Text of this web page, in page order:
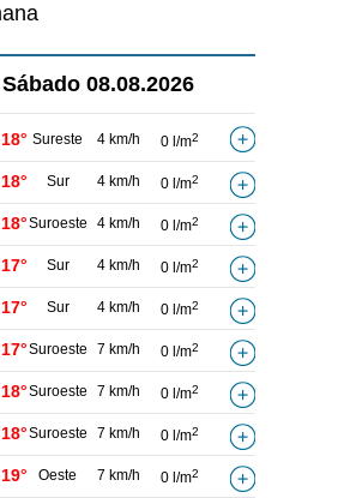
Sábado 08.08.2026
18° Sureste 4 km/h 0 l/m2
18° Sur 4 km/h 0 l/m2
18°Suroeste 4 km/h 0 l/m2
17° Sur 4 km/h 0 l/m2
17° Sur 4 km/h 0 l/m2
17°Suroeste 7 km/h 0 l/m2
18°Suroeste 7 km/h 0 l/m2
18°Suroeste 7 km/h 0 l/m2
19° Oeste 7 km/h 0 l/m2